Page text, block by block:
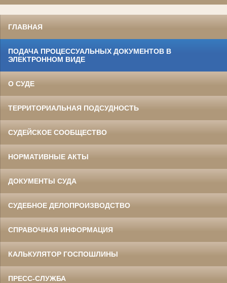
ГЛАВНАЯ
ПОДАЧА ПРОЦЕССУАЛЬНЫХ ДОКУМЕНТОВ В
ЭЛЕКТРОННОМ ВИДЕ
О СУДЕ
ТЕРРИТОРИАЛЬНАЯ ПОДСУДНОСТЬ
СУДЕЙСКОЕ СООБЩЕСТВО
НОРМАТИВНЫЕ АКТЫ
ДОКУМЕНТЫ СУДА
СУДЕБНОЕ ДЕЛОПРОИЗВОДСТВО
СПРАВОЧНАЯ ИНФОРМАЦИЯ
КАЛЬКУЛЯТОР ГОСПОШЛИНЫ
ПРЕСС-СЛУЖБА